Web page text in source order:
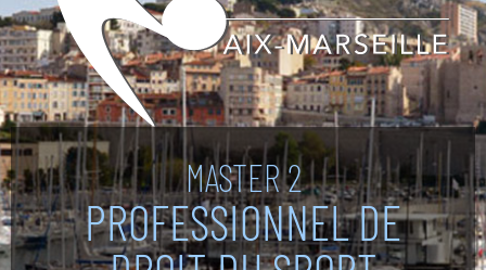
MASTER 2
PROFESSIONNEL DE